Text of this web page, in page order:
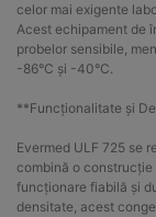
celor mai exigente
Acest echipament de
probelor sensibile,
-86°C și -40°C.
**Funcționalitate și
Evermed ULF 725 se
combină o
funcționare fiabilă și
densitate, acest